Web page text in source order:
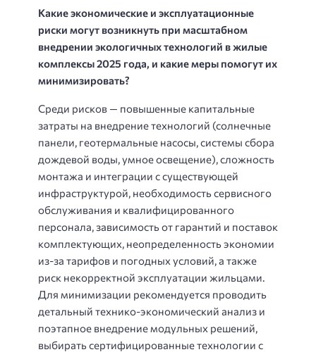
Какие экономические и эксплуатационные
риски могут возникнуть при масштабном
внедрении экологичных технологий в жилые
комплексы 2025 года, и какие меры помогут их
минимизировать?
Среди рисков — повышенные капитальные
затраты на внедрение технологий (солнечные
панели, геотермальные насосы, системы сбора
дождевой воды, умное освещение), сложность
монтажа и интеграции с существующей
инфраструктурой, необходимость сервисного
обслуживания и квалифицированного
персонала, зависимость от гарантий и поставок
комплектующих, неопределенность экономии
из-за тарифов и погодных условий, а также
риск некорректной эксплуатации жильцами.
Для минимизации рекомендуется проводить
детальный технико-экономический анализ и
поэтапное внедрение модульных решений,
выбирать сертифицированные технологии с